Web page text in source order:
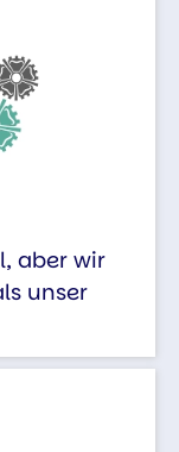
aber wir
unser